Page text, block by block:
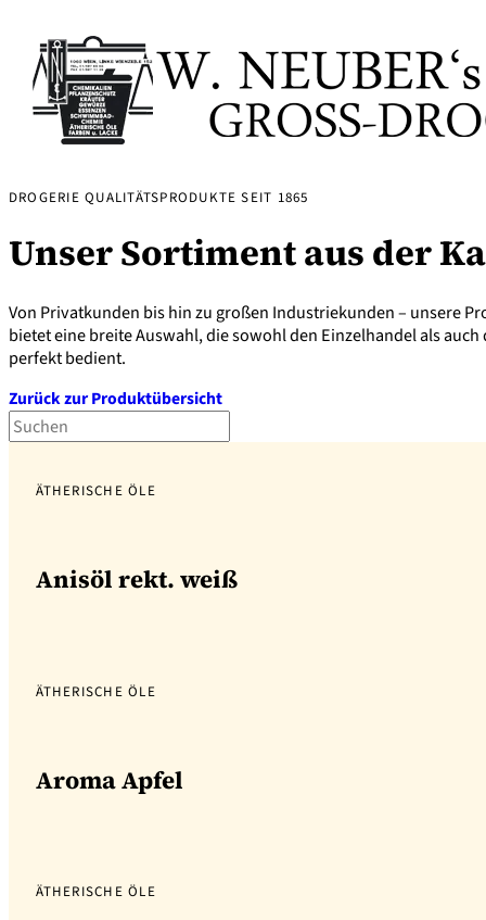
DROGERIE QUALITÄTSPRODUKTE SEIT 1865
Unser Sortiment aus der
Von Privatkunden bis hin zu großen Industriekunden – unsere
bietet eine breite Auswahl, die sowohl den Einzelhandel als auch
perfekt bedient.
Zurück zur Produktübersicht
ÄTHERISCHE ÖLE
Anisöl rekt. weiß
ÄTHERISCHE ÖLE
Aroma Apfel
ÄTHERISCHE ÖLE